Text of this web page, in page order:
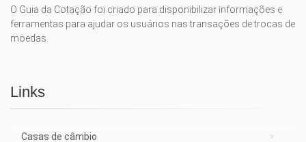
O Guia da Cotação foi criado para disponibilizar informações e
ferramentas para ajudar os usuários nas transações de trocas de
moedas.
Links
Casas de câmbio